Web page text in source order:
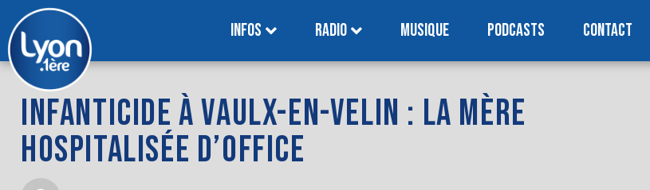
INFOS RADIO MUSIQUE PODCASTS CONTACT
INFANTICIDE À VAULX-EN-VELIN : LA MÈRE
HOSPITALISÉE D’OFFICE